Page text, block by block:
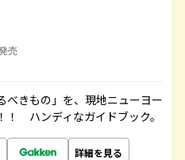
売
べきもの」を、現地ニューヨー
！ ハンディなガイドブック。
詳細を見る